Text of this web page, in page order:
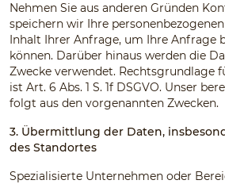
Nehmen Sie aus anderen Gründen
speichern wir Ihre
Inhalt Ihrer Anfrage, um Ihre Anfrage
können. Darüber hinaus werden die
Zwecke verwendet. Rechtsgrundlage
ist Art. 6 Abs. 1 S. 1f DSGVO. Unser
folgt aus den vorgenannten Zwecken.
3. Übermittlung der Daten,
des Standortes
Spezialisierte Unternehmen oder